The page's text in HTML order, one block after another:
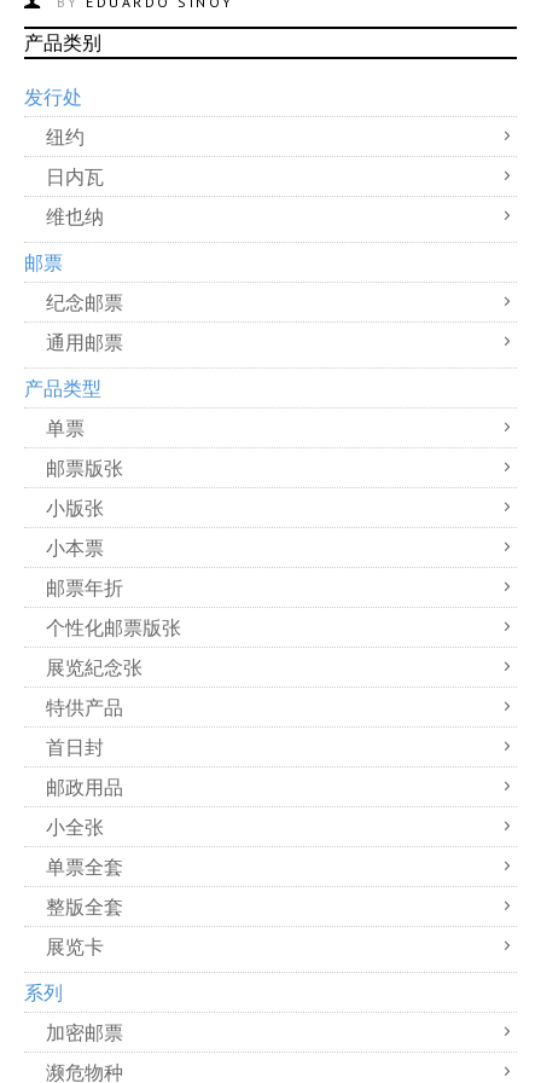
产品类别
发行处
纽约
日内瓦
维也纳
邮票
纪念邮票
通用邮票
产品类型
单票
邮票版张
小版张
小本票
邮票年折
个性化邮票版张
展览紀念张
特供产品
首日封
邮政用品
小全张
单票全套
整版全套
展览卡
系列
加密邮票
濒危物种